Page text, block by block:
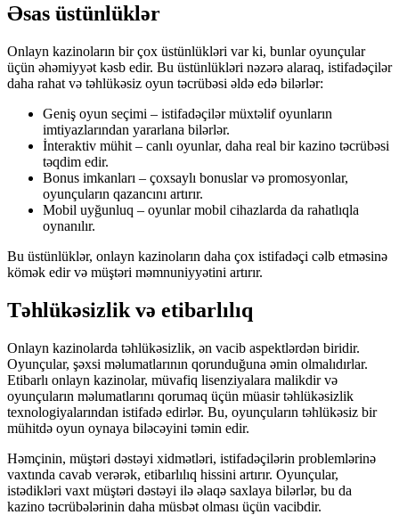
Əsas üstünlüklər
Onlayn kazinoların bir çox üstünlükləri var ki, bunlar oyunçular
üçün əhəmiyyət kəsb edir. Bu üstünlükləri nəzərə alaraq, istifadəçilər
daha rahat və təhlükəsiz oyun təcrübəsi əldə edə bilərlər:
Geniş oyun seçimi – istifadəçilər müxtəlif oyunların
imtiyazlarından yararlana bilərlər.
İnteraktiv mühit – canlı oyunlar, daha real bir kazino təcrübəsi
təqdim edir.
Bonus imkanları – çoxsaylı bonuslar və promosyonlar,
oyunçuların qazancını artırır.
Mobil uyğunluq – oyunlar mobil cihazlarda da rahatlıqla
oynanılır.
Bu üstünlüklər, onlayn kazinoların daha çox istifadəçi cəlb etməsinə
kömək edir və müştəri məmnuniyyətini artırır.
Təhlükəsizlik və etibarlılıq
Onlayn kazinolarda təhlükəsizlik, ən vacib aspektlərdən biridir.
Oyunçular, şəxsi məlumatlarının qorunduğuna əmin olmalıdırlar.
Etibarlı onlayn kazinolar, müvafiq lisenziyalara malikdir və
oyunçuların məlumatlarını qorumaq üçün müasir təhlükəsizlik
texnologiyalarından istifadə edirlər. Bu, oyunçuların təhlükəsiz bir
mühitdə oyun oynaya biləcəyini təmin edir.
Həmçinin, müştəri dəstəyi xidmətləri, istifadəçilərin problemlərinə
vaxtında cavab verərək, etibarlılıq hissini artırır. Oyunçular,
istədikləri vaxt müştəri dəstəyi ilə əlaqə saxlaya bilərlər, bu da
kazino təcrübələrinin daha müsbət olması üçün vacibdir.